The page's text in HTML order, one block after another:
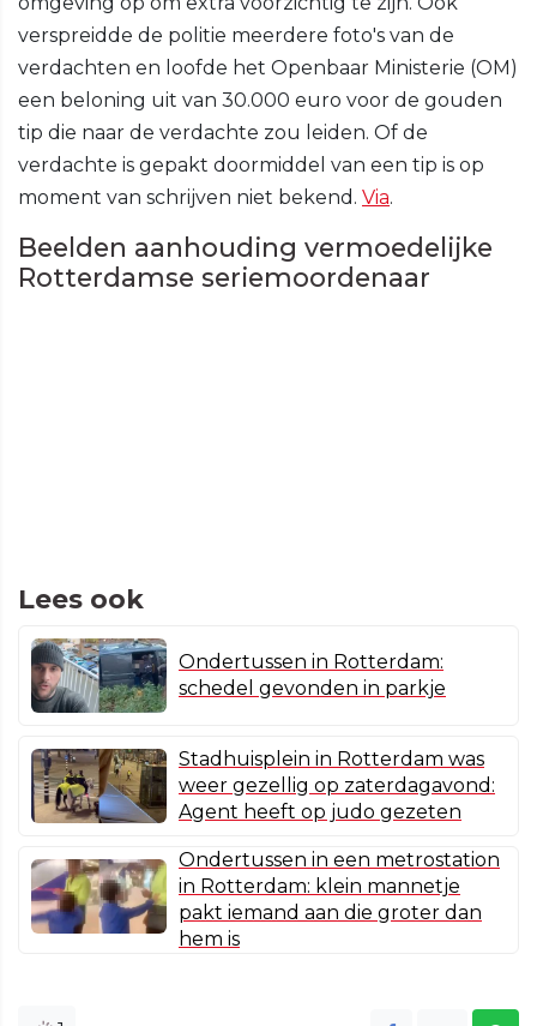
verspreidde de politie meerdere foto's van de
verdachten en loofde het Openbaar Ministerie (OM)
een beloning uit van 30.000 euro voor de gouden
tip die naar de verdachte zou leiden. Of de
verdachte is gepakt doormiddel van een tip is op
moment van schrijven niet bekend. Via.
Beelden aanhouding vermoedelijke
Rotterdamse seriemoordenaar
Lees ook
Ondertussen in Rotterdam:
schedel gevonden in parkje
Stadhuisplein in Rotterdam was
weer gezellig op zaterdagavond:
Agent heeft op judo gezeten
Ondertussen in een metrostation
in Rotterdam: klein mannetje
pakt iemand aan die groter dan
hem is